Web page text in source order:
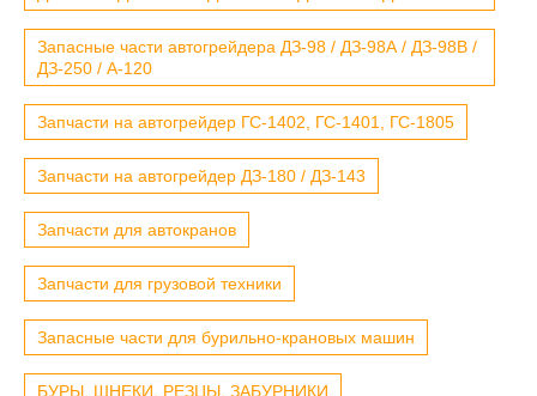
Запасные части автогрейдера ДЗ-98 / ДЗ-98А / ДЗ-98В /
ДЗ-250 / А-120
Запчасти на автогрейдер ГС-1402, ГС-1401, ГС-1805
Запчасти на автогрейдер ДЗ-180 / ДЗ-143
Запчасти для автокранов
Запчасти для грузовой техники
Запасные части для бурильно-крановых машин
БУРЫ, ШНЕКИ, РЕЗЦЫ, ЗАБУРНИКИ